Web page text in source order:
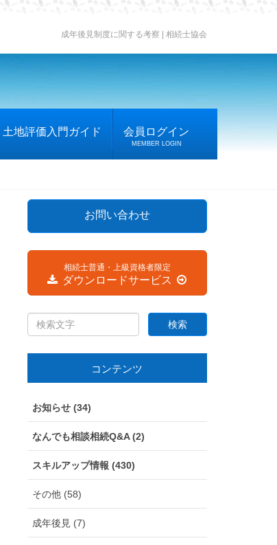
成年後見制度に関する考察 | 相続士協会
土地評価入門ガイド 会員ログイン
MEMBER LOGIN
お問い合わせ
相続士普通・上級資格者限定
ダウンロードサービス
コンテンツ
お知らせ (34)
なんでも相談相続Q&A (2)
スキルアップ情報 (430)
その他 (58)
成年後見 (7)